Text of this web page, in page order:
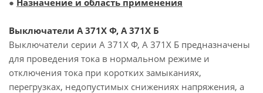
● Назначение и область применения
Выключатели А 371Х Ф, А 371Х Б
Выключатели серии А 371Х Ф, А 371Х Б предназначены
для проведения тока в нормальном режиме и
отключения тока при коротких замыканиях,
перегрузках, недопустимых снижениях напряжения, а